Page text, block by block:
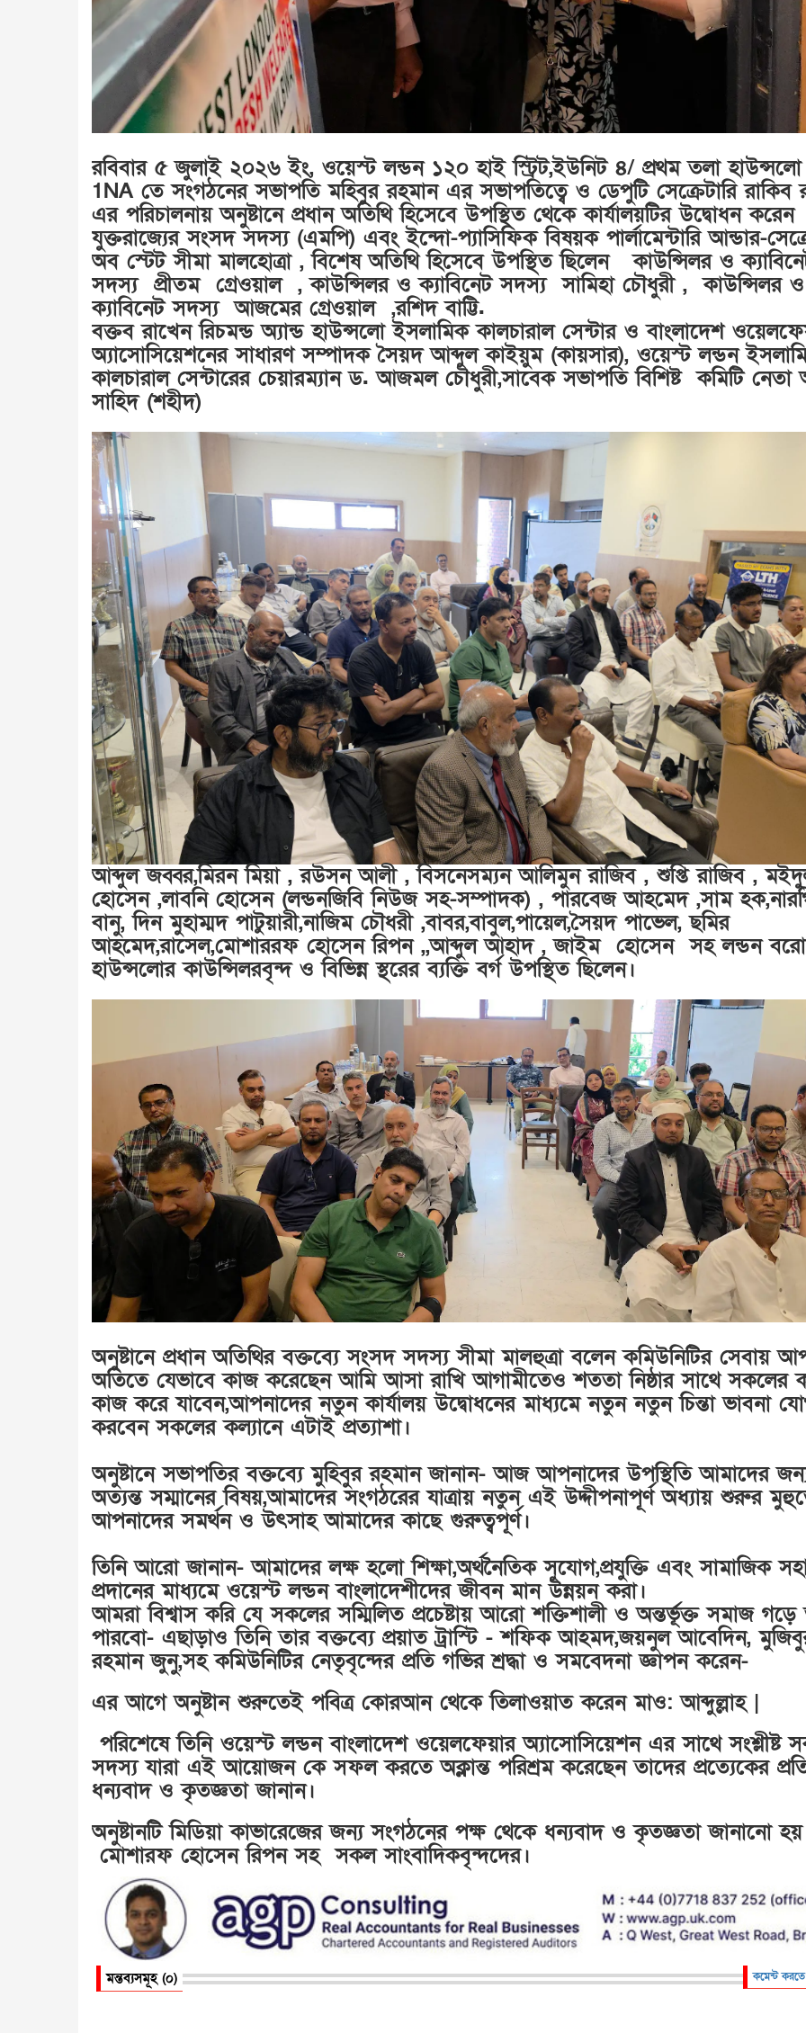
রবিবার ৫ জুলাই ২০২৬ ইং, ওয়েস্ট লন্ডন ১২০ হাই স্ট্রিট,ইউনিট ৪/ প্রথম তলা
1NA তে সংগঠনের সভাপতি মহিবুর রহমান এর সভাপতিত্বে ও ডেপুটি সেক্রেটারি রাকিব
এর পরিচালনায় অনুষ্টানে প্রধান অতিথি হিসেবে উপস্থিত থেকে কার্যালয়টির উদ্বোধন করেন
যুক্তরাজ্যের সংসদ সদস্য (এমপি) এবং ইন্দো-প্যাসিফিক বিষয়ক পার্লামেন্টারি আন্ডার-
অব স্টেট সীমা মালহোত্রা , বিশেষ অতিথি হিসেবে উপস্থিত ছিলেন কাউন্সিলর ও
সদস্য প্রীতম গ্রেওয়াল , কাউন্সিলর ও ক্যাবিনেট সদস্য সামিহা চৌধুরী , কাউন্সিলর ও
ক্যাবিনেট সদস্য আজমের গ্রেওয়াল ,রশিদ বাট্টি.
বক্তব রাখেন রিচমন্ড অ্যান্ড হাউন্সলো ইসলামিক কালচারাল সেন্টার ও বাংলাদেশ
অ্যাসোসিয়েশনের সাধারণ সম্পাদক সৈয়দ আব্দুল কাইয়ুম (কায়সার), ওয়েস্ট লন্ডন
কালচারাল সেন্টারের চেয়ারম্যান ড. আজমল চৌধুরী,সাবেক সভাপতি বিশিষ্ট কমিটি নেতা
সাহিদ (শহীদ)
আব্দুল জব্বর,মিরন মিয়া , রউসন আলী , বিসনেসম্যন আলিমুন রাজিব , শুপ্তি রাজিব ,
হোসেন ,লাবনি হোসেন (লন্ডনজিবি নিউজ সহ-সম্পাদক) , পারবেজ আহমেদ ,সাম
বানু, দিন মুহাম্মদ পাটুয়ারী,নাজিম চৌধরী ,বাবর,বাবুল,পায়েল,সৈয়দ পাভেল, ছমির
আহমেদ,রাসেল,মোশাররফ হোসেন রিপন ,,আব্দুল আহাদ , জাইম হোসেন সহ লন্ডন
হাউন্সলোর কাউন্সিলরবৃন্দ ও বিভিন্ন স্থরের ব্যক্তি বর্গ উপস্থিত ছিলেন।
অনুষ্টানে প্রধান অতিথির বক্তব্যে সংসদ সদস্য সীমা মালহুত্রা বলেন কমিউনিটির সেবায়
অতিতে যেভাবে কাজ করেছেন আমি আসা রাখি আগামীতেও শততা নিষ্ঠার সাথে সকলের
কাজ করে যাবেন,আপনাদের নতুন কার্যালয় উদ্বোধনের মাধ্যমে নতুন নতুন চিন্তা ভাবনা
করবেন সকলের কল্যানে এটাই প্রত্যাশা।
অনুষ্টানে সভাপতির বক্তব্যে মুহিবুর রহমান জানান- আজ আপনাদের উপস্থিতি আমাদের
অত্যন্ত সম্মানের বিষয়,আমাদের সংগঠরের যাত্রায় নতুন এই উদ্দীপনাপূর্ণ অধ্যায় শুরুর
আপনাদের সমর্থন ও উৎসাহ আমাদের কাছে গুরুত্বপূর্ণ।
তিনি আরো জানান- আমাদের লক্ষ হলো শিক্ষা,অর্থনৈতিক সুযোগ,প্রযুক্তি এবং সামাজিক
প্রদানের মাধ্যমে ওয়েস্ট লন্ডন বাংলাদেশীদের জীবন মান উন্নয়ন করা।
আমরা বিশ্বাস করি যে সকলের সম্মিলিত প্রচেষ্টায় আরো শক্তিশালী ও অন্তর্ভূক্ত সমাজ
পারবো- এছাড়াও তিনি তার বক্তব্যে প্রয়াত ট্রাস্টি - শফিক আহমদ,জয়নুল আবেদিন,
রহমান জুনু,সহ কমিউনিটির নেতৃবৃন্দের প্রতি গভির শ্রদ্ধা ও সমবেদনা জ্ঞাপন করেন-
এর আগে অনুষ্টান শুরুতেই পবিত্র কোরআন থেকে তিলাওয়াত করেন মাও: আব্দুল্লাহ |
পরিশেষে তিনি ওয়েস্ট লন্ডন বাংলাদেশ ওয়েলফেয়ার অ্যাসোসিয়েশন এর সাথে সংশ্লীষ্ট
সদস্য যারা এই আয়োজন কে সফল করতে অক্লান্ত পরিশ্রম করেছেন তাদের প্রত্যেকের
ধন্যবাদ ও কৃতজ্ঞতা জানান।
অনুষ্টানটি মিডিয়া কাভারেজের জন্য সংগঠনের পক্ষ থেকে ধন্যবাদ ও কৃতজ্ঞতা জানানো হয়
মোশারফ হোসেন রিপন সহ সকল সাংবাদিকবৃন্দদের।
মন্তব্যসমূহ (০) কমেন্ট